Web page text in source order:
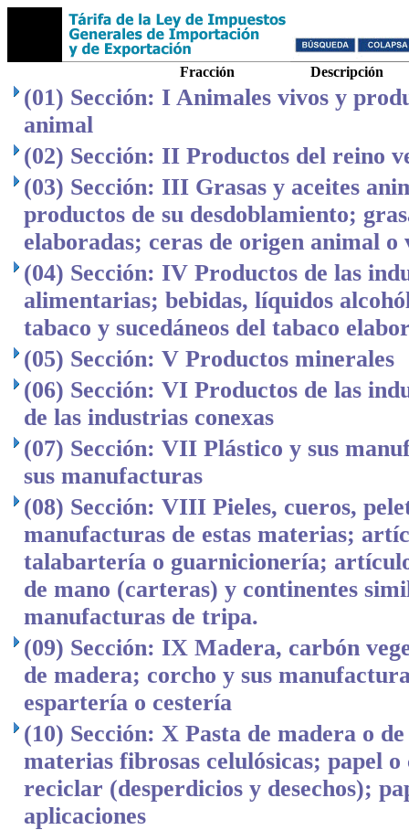
Fracción Descripción
(01) Sección: I Animales vivos y
animal
(02) Sección: II Productos del reino
(03) Sección: III Grasas y aceites
productos de su desdoblamiento;
elaboradas; ceras de origen animal o
(04) Sección: IV Productos de las
alimentarias; bebidas, líquidos
tabaco y sucedáneos del tabaco
(05) Sección: V Productos minerales
(06) Sección: VI Productos de las
de las industrias conexas
(07) Sección: VII Plástico y sus
sus manufacturas
(08) Sección: VIII Pieles, cueros,
manufacturas de estas materias;
talabartería o guarnicionería;
de mano (carteras) y continentes
manufacturas de tripa.
(09) Sección: IX Madera, carbón
de madera; corcho y sus
espartería o cestería
(10) Sección: X Pasta de madera o de
materias fibrosas celulósicas; papel
reciclar (desperdicios y desechos);
aplicaciones